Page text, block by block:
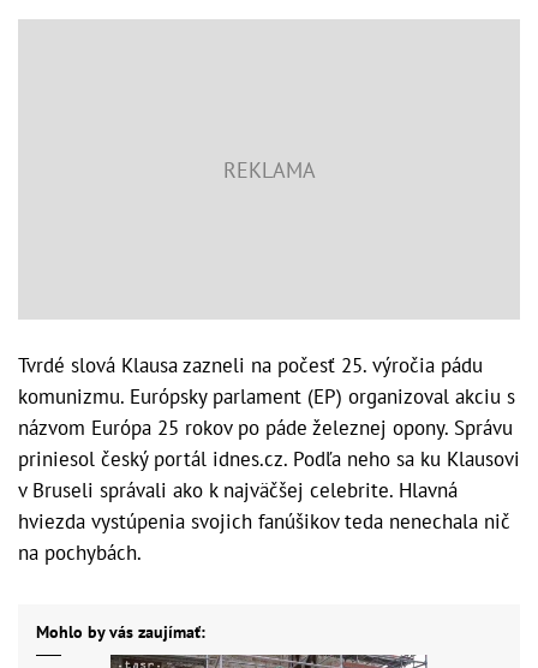
Tvrdé slová Klausa zazneli na počesť 25. výročia pádu
komunizmu. Európsky parlament (EP) organizoval akciu s
názvom Európa 25 rokov po páde železnej opony. Správu
priniesol český portál idnes.cz. Podľa neho sa ku Klausovi
v Bruseli správali ako k najväčšej celebrite. Hlavná
hviezda vystúpenia svojich fanúšikov teda nenechala nič
na pochybách.
Mohlo by vás zaujímať: